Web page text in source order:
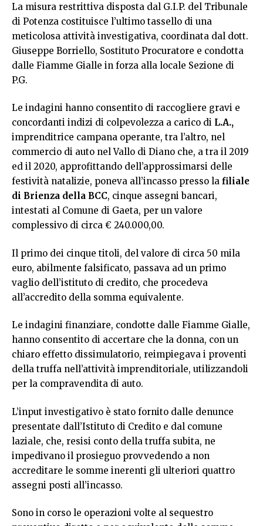
La misura restrittiva disposta dal G.I.P. del Tribunale
di Potenza costituisce l’ultimo tassello di una
meticolosa attività investigativa, coordinata dal dott.
Giuseppe Borriello, Sostituto Procuratore e condotta
dalle Fiamme Gialle in forza alla locale Sezione di
P.G.
Le indagini hanno consentito di raccogliere gravi e
concordanti indizi di colpevolezza a carico di L.A.,
imprenditrice campana operante, tra l’altro, nel
commercio di auto nel Vallo di Diano che, a tra il 2019
ed il 2020, approfittando dell’approssimarsi delle
festività natalizie, poneva all’incasso presso la filiale
di Brienza della BCC, cinque assegni bancari,
intestati al Comune di Gaeta, per un valore
complessivo di circa € 240.000,00.
Il primo dei cinque titoli, del valore di circa 50 mila
euro, abilmente falsificato, passava ad un primo
vaglio dell’istituto di credito, che procedeva
all’accredito della somma equivalente.
Le indagini finanziare, condotte dalle Fiamme Gialle,
hanno consentito di accertare che la donna, con un
chiaro effetto dissimulatorio, reimpiegava i proventi
della truffa nell’attività imprenditoriale, utilizzandoli
per la compravendita di auto.
L’input investigativo è stato fornito dalle denunce
presentate dall’Istituto di Credito e dal comune
laziale, che, resisi conto della truffa subita, ne
impedivano il prosieguo provvedendo a non
accreditare le somme inerenti gli ulteriori quattro
assegni posti all’incasso.
Sono in corso le operazioni volte al sequestro